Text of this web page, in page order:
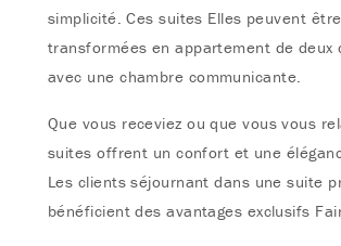
simplicité. Ces suites Elles peuvent être
transformées en appartement de deux
avec une chambre communicante.
Que vous receviez ou que vous vous
suites offrent un confort et une
Les clients séjournant dans une suite
bénéficient des avantages exclusifs